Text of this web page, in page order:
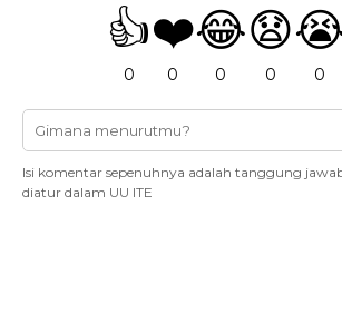
👍
0
❤️
0
😂
0
😧
0 0
Isi komentar sepenuhnya adalah tanggung
diatur dalam UU ITE